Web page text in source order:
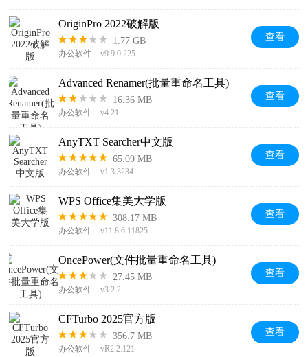
OriginPro 2022破解版
1.77 GB
办公软件 v9.9.0.225
查看
Advanced Renamer(批量重命名工具)
16.36 MB
办公软件 v4.21
查看
AnyTXT Searcher中文版
65.09 MB
办公软件 v1.3.3234
查看
WPS Office集美大学版
308.17 MB
办公软件 v11.8.6.11825
查看
OncePower(文件批量重命名工具)
27.45 MB
办公软件 v3.2.2
查看
CFTurbo 2025官方版
356.7 MB
办公软件 vR2.2.121
查看